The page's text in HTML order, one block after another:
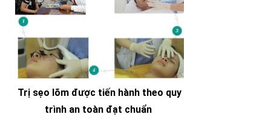
Trị sẹo lõm được tiến hành theo quy
trình an toàn đạt chuẩn